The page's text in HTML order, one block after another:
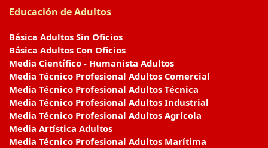
Educación de Adultos
Básica Adultos Sin Oficios
Básica Adultos Con Oficios
Media Científico - Humanista Adultos
Media Técnico Profesional Adultos Comercial
Media Técnico Profesional Adultos Técnica
Media Técnico Profesional Adultos Industrial
Media Técnico Profesional Adultos Agrícola
Media Artística Adultos
Media Técnico Profesional Adultos Marítima